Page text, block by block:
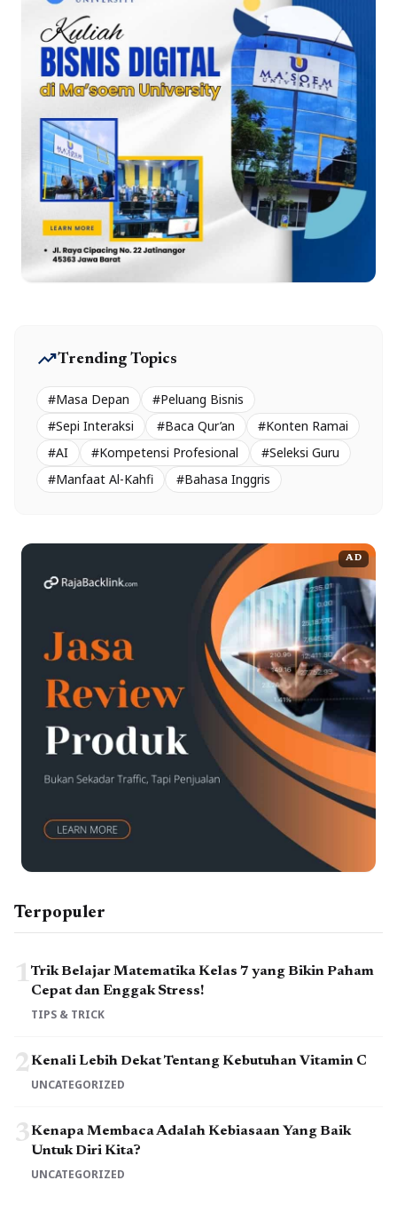
trending_upTrending Topics
#Masa Depan
#Peluang Bisnis
#Sepi Interaksi
#Baca Qur’an
#Konten Ramai
#AI
#Kompetensi Profesional
#Seleksi Guru
#Manfaat Al-Kahfi
#Bahasa Inggris
AD
Terpopuler
1Trik Belajar Matematika Kelas 7 yang Bikin Paham
Cepat dan Enggak Stress!
TIPS & TRICK
2Kenali Lebih Dekat Tentang Kebutuhan Vitamin C
UNCATEGORIZED
3Kenapa Membaca Adalah Kebiasaan Yang Baik
Untuk Diri Kita?
UNCATEGORIZED